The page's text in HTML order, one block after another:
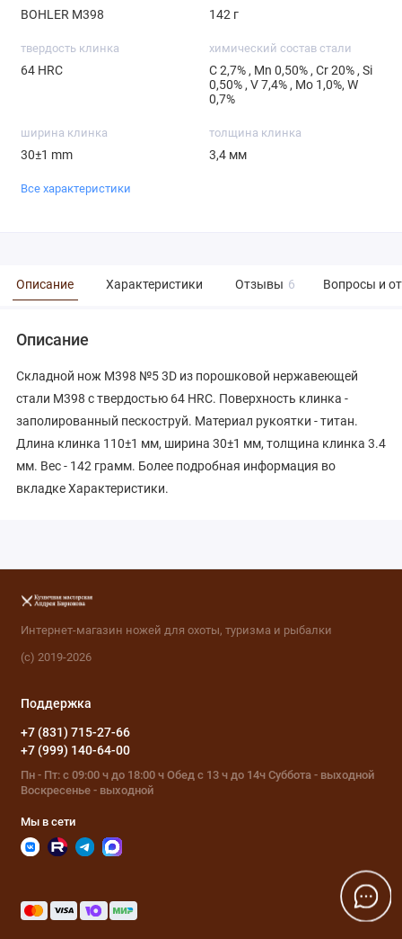
BOHLER М398 142 г
твердость клинка
64 HRC
химический состав стали
С 2,7% , Mn 0,50% , Cr 20% , Si
0,50% , V 7,4% , Mo 1,0%, W
0,7%
ширина клинка
30±1 mm
толщина клинка
3,4 мм
Все характеристики
Описание Характеристики Отзывы 6 Вопросы и
Описание
Складной нож М398 №5 3D из порошковой нержавеющей
стали М398 с твердостью 64 HRC. Поверхность клинка -
заполированный пескоструй. Материал рукоятки - титан.
Длина клинка 110±1 мм, ширина 30±1 мм, толщина клинка 3.4
мм. Вес - 142 грамм. Более подробная информация во
вкладке Характеристики.
Интернет-магазин ножей для охоты, туризма и рыбалки
(с) 2019-2026
Поддержка
+7 (831) 715-27-66
+7 (999) 140-64-00
Пн - Пт: с 09:00 ч до 18:00 ч Обед с 13 ч до 14ч Суббота - выходной
Воскресенье - выходной
Мы в сети